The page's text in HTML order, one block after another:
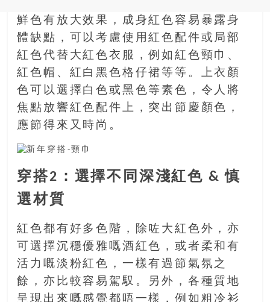
銀
島
邀
請
各
位
齡
銀
髮
的
大
人
們
伴
歷
險，
找
尋
鮮色有放大效果，成身紅色容易暴露身
體缺點，可以考慮使用紅色配件或局部
紅色代替大紅色衣服，例如紅色頸巾、
紅色帽、紅白黑色格仔裙等等。上衣顏
色可以選擇白色或黑色等素色，令人將
焦點放響紅色配件上，突出節慶顏色，
應節得來又時尚。
穿搭2：選擇不同深淺紅色 & 慎
選材質
紅色都有好多色階，除咗大紅色外，亦
可選擇沉穩優雅嘅酒紅色，或者柔和有
活力嘅淡粉紅色，一樣有過節氣氛之
餘，亦比較容易駕馭。另外，各種質地
呈現出來嘅感覺都唔一樣，例如粗冷衫